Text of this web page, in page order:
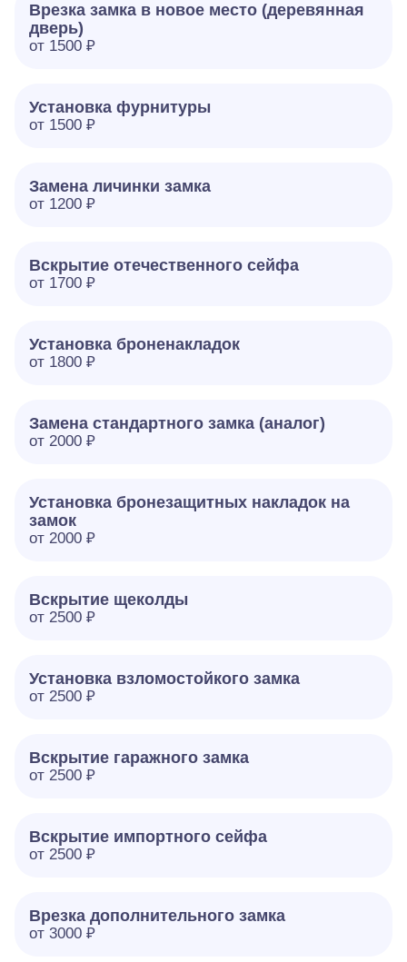
Врезка замка в новое место (деревянная
дверь)
от 1500 ₽
Установка фурнитуры
от 1500 ₽
Замена личинки замка
от 1200 ₽
Вскрытие отечественного сейфа
от 1700 ₽
Установка броненакладок
от 1800 ₽
Замена стандартного замка (аналог)
от 2000 ₽
Установка бронезащитных накладок на
замок
от 2000 ₽
Вскрытие щеколды
от 2500 ₽
Установка взломостойкого замка
от 2500 ₽
Вскрытие гаражного замка
от 2500 ₽
Вскрытие импортного сейфа
от 2500 ₽
Врезка дополнительного замка
от 3000 ₽